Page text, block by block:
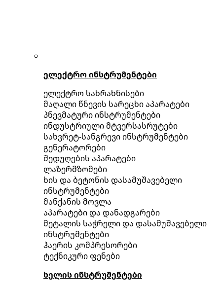
ელექტრო ინსტრუმენტები
ელექტრო სახრახნისები
მაღალი წნევის სარეცხი აპარატები
პნევმატური ინსტრუმენტები
ინდუსტრიული მტვერსასრუტები
სახვრეტ-სანგრევი ინსტრუმენტები
გენერატორები
შედუღების აპარატები
ლაზერმზომები
ხის და ბეტონის დასამუშავებელი
ინსტრუმენტები
მანქანის მოვლა
აპარატები და დანადგარები
მეტალის საჭრელი და დასამუშავებელი
ინსტრუმენტები
ჰაერის კომპრესორები
ტექნიკური ფენები
ხელის ინსტრუმენტები